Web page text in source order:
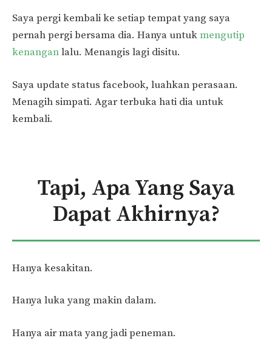
Saya pergi kembali ke setiap tempat yang saya
pernah pergi bersama dia. Hanya untukmengutip
kenanganlalu. Menangis lagi disitu.
Saya update status facebook, luahkan perasaan.
Menagih simpati. Agar terbuka hati dia untuk
kembali.
Tapi, Apa Yang Saya
Dapat Akhirnya?
Hanya kesakitan.
Hanya luka yang makin dalam.
Hanya air mata yang jadi peneman.